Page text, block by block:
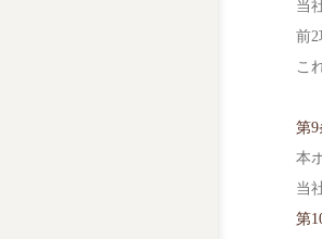
当
前
こ
第9
本
当
第